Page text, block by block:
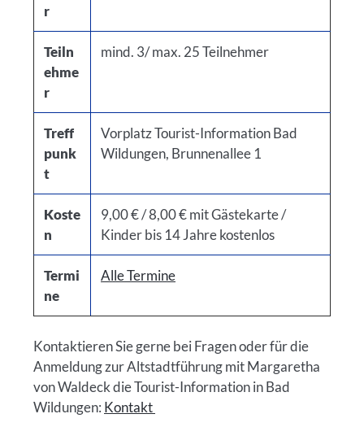
r
Teiln
ehme
r
mind. 3/ max. 25 Teilnehmer
Treff
punk
t
Vorplatz Tourist-Information Bad
Wildungen, Brunnenallee 1
Koste
n
9,00 € / 8,00 € mit Gästekarte /
Kinder bis 14 Jahre kostenlos
Termi
ne
Alle Termine
Kontaktieren Sie gerne bei Fragen oder für die
Anmeldung zur Altstadtführung mit Margaretha
von Waldeck die Tourist-Information in Bad
Wildungen: Kontakt